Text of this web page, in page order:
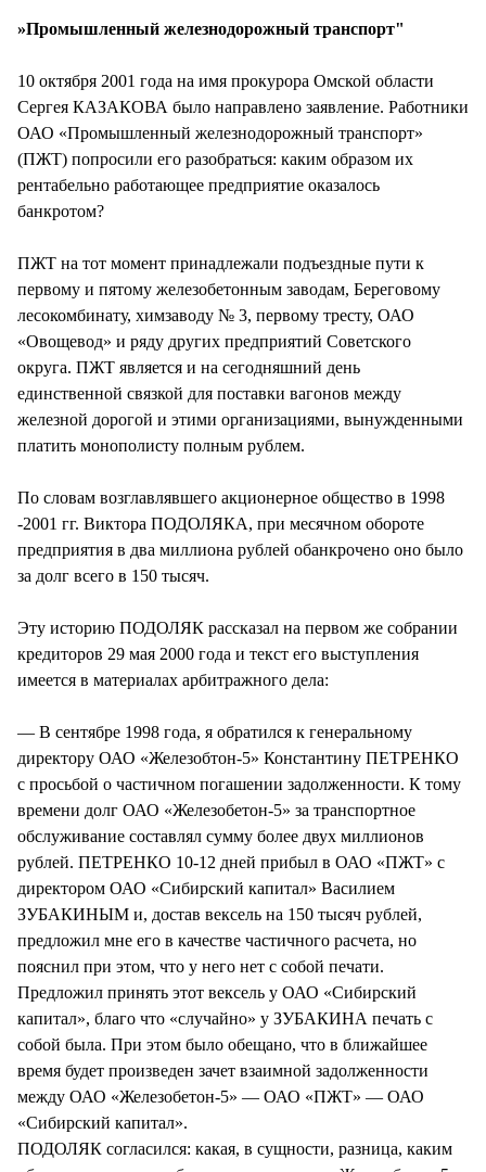
»Промышленный железнодорожный транспорт"
10 октября 2001 года на имя прокурора Омской области
Сергея КАЗАКОВА было направлено заявление. Работники
ОАО «Промышленный железнодорожный транспорт»
(ПЖТ) попросили его разобраться: каким образом их
рентабельно работающее предприятие оказалось
банкротом?
ПЖТ на тот момент принадлежали подъездные пути к
первому и пятому железобетонным заводам, Береговому
лесокомбинату, химзаводу № 3, первому тресту, ОАО
«Овощевод» и ряду других предприятий Советского
округа. ПЖТ является и на сегодняшний день
единственной связкой для поставки вагонов между
железной дорогой и этими организациями, вынужденными
платить монополисту полным рублем.
По словам возглавлявшего акционерное общество в 1998
-2001 гг. Виктора ПОДОЛЯКА, при месячном обороте
предприятия в два миллиона рублей обанкрочено оно было
за долг всего в 150 тысяч.
Эту историю ПОДОЛЯК рассказал на первом же собрании
кредиторов 29 мая 2000 года и текст его выступления
имеется в материалах арбитражного дела:
— В сентябре 1998 года, я обратился к генеральному
директору ОАО «Железобтон-5» Константину ПЕТРЕНКО
с просьбой о частичном погашении задолженности. К тому
времени долг ОАО «Железобетон-5» за транспортное
обслуживание составлял сумму более двух миллионов
рублей. ПЕТРЕНКО 10-12 дней прибыл в ОАО «ПЖТ» с
директором ОАО «Сибирский капитал» Василием
ЗУБАКИНЫМ и, достав вексель на 150 тысяч рублей,
предложил мне его в качестве частичного расчета, но
пояснил при этом, что у него нет с собой печати.
Предложил принять этот вексель у ОАО «Сибирский
капитал», благо что «случайно» у ЗУБАКИНА печать с
собой была. При этом было обещано, что в ближайшее
время будет произведен зачет взаимной задолженности
между ОАО «Железобетон-5» — ОАО «ПЖТ» — ОАО
«Сибирский капитал».
ПОДОЛЯК согласился: какая, в сущности, разница, каким